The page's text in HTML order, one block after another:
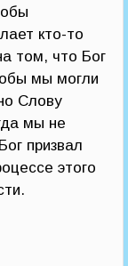
кто-то
том, что Бог
мы могли
Слову
мы не
призвал
этого